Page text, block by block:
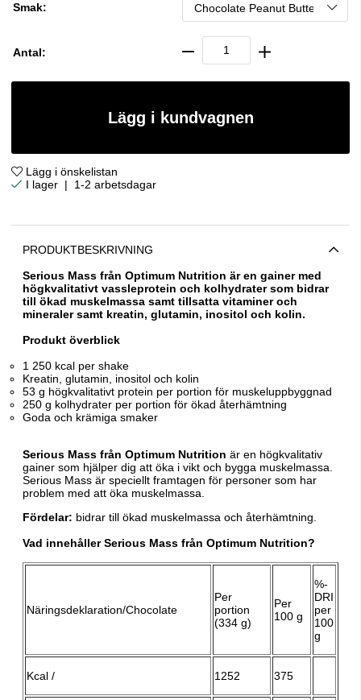
Smak:
Antal:
Lägg i kundvagnen
Lägg i önskelistan
| 1-2 arbetsdagar
PRODUKTBESKRIVNING
Serious Mass från Optimum Nutrition är en gainer med
högkvalitativt vassleprotein och kolhydrater som bidrar
till ökad muskelmassa samt tillsatta vitaminer och
mineraler samt kreatin, glutamin, inositol och kolin.
Produkt överblick
1 250 kcal per shake
Kreatin, glutamin, inositol och kolin
53 g högkvalitativt protein per portion för muskeluppbyggnad
250 g kolhydrater per portion för ökad återhämtning
Goda och krämiga smaker
Serious Mass från Optimum Nutrition är en högkvalitativ
gainer som hjälper dig att öka i vikt och bygga muskelmassa.
Serious Mass är speciellt framtagen för personer som har
problem med att öka muskelmassa.
Fördelar: bidrar till ökad muskelmassa och återhämtning.
Vad innehåller Serious Mass från Optimum Nutrition?
Näringsdeklaration/Chocolate
Per
portion
(334 g)
Per
100 g
%-
DRI
per
100
g
Kcal / 1252 375